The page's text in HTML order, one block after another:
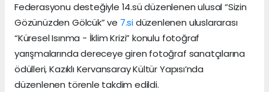
Federasyonu desteğiyle 14.sü düzenlenen ulusal “Sizin
Gözünüzden Gölcük” ve 7.sidüzenlenen uluslararası
“Küresel Isınma - İklim Krizi” konulu fotoğraf
yarışmalarında dereceye giren fotoğraf sanatçılarına
ödülleri, Kazıklı Kervansaray Kültür Yapısı’nda
düzenlenen törenle takdim edildi.